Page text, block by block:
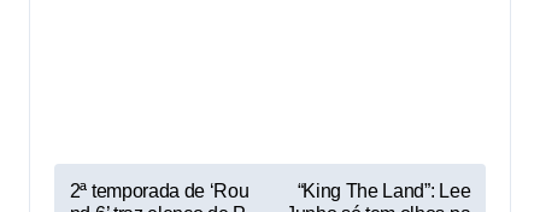
P2ª temporada de ‘Rou
“King The Land”: Lee